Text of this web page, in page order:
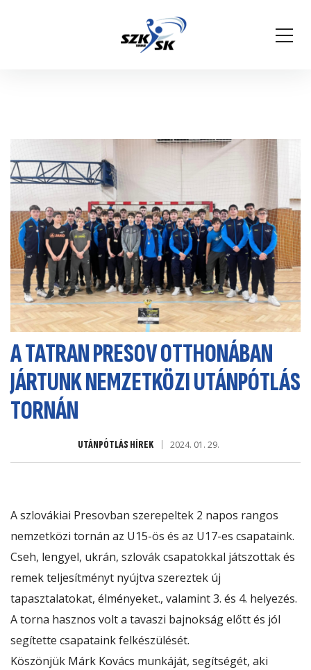
A TATRAN PRESOV OTTHONÁBAN
JÁRTUNK NEMZETKÖZI UTÁNPÓTLÁS
TORNÁN
UTÁNPÓTLÁS HÍREK 2024. 01. 29.
A szlovákiai Presovban szerepeltek 2 napos rangos
nemzetközi tornán az U15-ös és az U17-es csapataink.
Cseh, lengyel, ukrán, szlovák csapatokkal játszottak és
remek teljesítményt nyújtva szereztek új
tapasztalatokat, élményeket., valamint 3. és 4. helyezés.
A torna hasznos volt a tavaszi bajnokság előtt és jól
segítette csapataink felkészülését.
Köszönjük Márk Kovács munkáját, segítségét, aki